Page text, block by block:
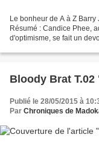
Le bonheur de A à Z
Résumé : Candice Phee,
d'optimisme, se fait un
Bloody Brat
Publié le 28/05/2015 à
Par Chroniques de